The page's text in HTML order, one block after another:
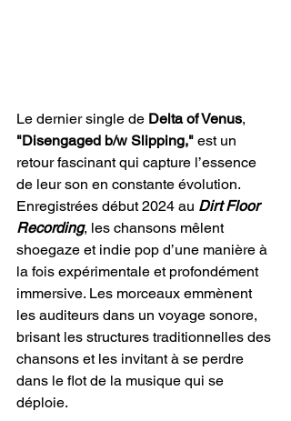
Le dernier single de Delta of Venus,
"Disengaged b/w Slipping," est un
retour fascinant qui capture l’essence
de leur son en constante évolution.
Enregistrées début 2024 au Dirt Floor
Recording, les chansons mêlent
shoegaze et indie pop d’une manière à
la fois expérimentale et profondément
immersive. Les morceaux emmènent
les auditeurs dans un voyage sonore,
brisant les structures traditionnelles des
chansons et les invitant à se perdre
dans le flot de la musique qui se
déploie.